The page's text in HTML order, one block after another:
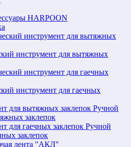
HARPOON
инструмент для вытяжных
инструмент для гаечных
Ручной
заклепок
Ручной
заклепок
лента "АКЛ"